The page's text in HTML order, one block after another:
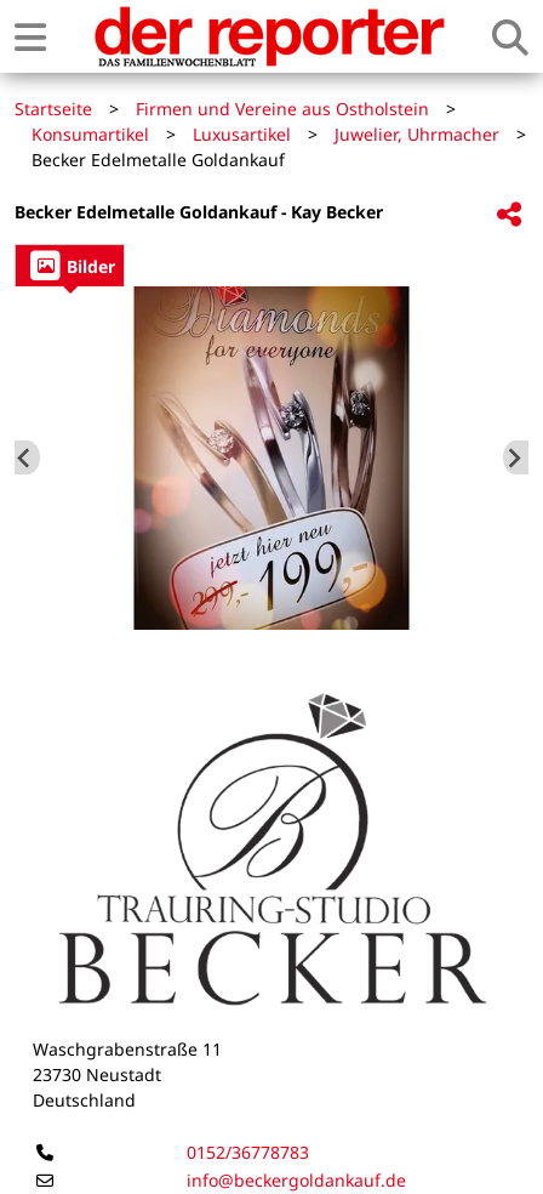
Startseite > Firmen und Vereine aus Ostholstein
>
Konsumartikel
> Luxusartikel > Juwelier, Uhrmacher
>
Becker Edelmetalle Goldankauf
Becker Edelmetalle Goldankauf - Kay Becker
Bilder
Waschgrabenstraße 11
23730 Neustadt
Deutschland
0152/36778783
info@beckergoldankauf.de